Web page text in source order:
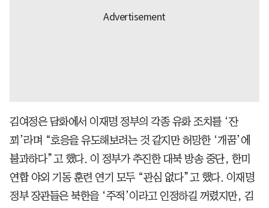
김여정은 담화에서 이재명 정부의 각종 유화 조치를 ‘잔
꾀’라며 “호응을 유도해보려는 것 같지만 허망한 ‘개꿈’에
불과하다”고 했다. 이 정부가 추진한 대북 방송 중단, 한미
연합 야외 기동 훈련 연기 모두 “관심 없다”고 했다. 이재명
정부 장관들은 북한을 ‘주적’이라고 인정하길 꺼렸지만, 김